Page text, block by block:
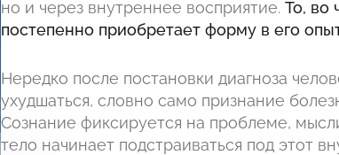
но и через внутреннее восприятие.То, во
постепенно приобретает форму в его
Нередко после постановки диагноза
ухудшаться, словно само признание
Сознание фиксируется на проблеме,
тело начинает подстраиваться под этот